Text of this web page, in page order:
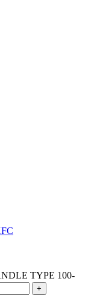
TYPE 100-